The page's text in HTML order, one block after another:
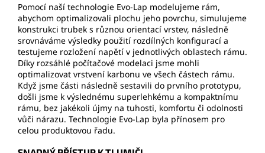
Pomocí naší technologie Evo-Lap modelujeme rám,
abychom optimalizovali plochu jeho povrchu, simulujeme
konstrukci trubek s různou orientací vrstev, následně
srovnáváme výsledky použití rozdílných konfigurací a
testujeme rozložení napětí v jednotlivých oblastech rámu.
Díky rozsáhlé počítačové modelaci jsme mohli
optimalizovat vrstvení karbonu ve všech částech rámu.
Když jsme části následně sestavili do prvního prototypu,
došli jsme k výslednému superlehkému a kompaktnímu
rámu, bez jakékoli újmy na tuhosti, komfortu či odolnosti
vůči nárazu. Technologie Evo-Lap byla přínosem pro
celou produktovou řadu.